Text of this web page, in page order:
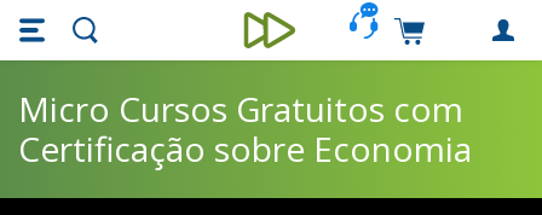
Skip main navigation
Skip to main content
Unieducar
Carrinho de
Micro Cursos Gratuitos com
Certificação sobre Economia